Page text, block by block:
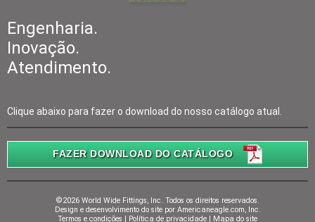
Engenharia.
Inovação.
Atendimento.
Clique abaixo para fazer o download do nosso catálogo atual.
FAZER DOWNLOAD DO CATÁLOGO
©2026 World Wide Fittings, Inc. Todos os direitos reservados.
Design e desenvolvimento do site por Americaneagle.com, Inc.
Termos e condições | Política de privacidade | Mapa do site